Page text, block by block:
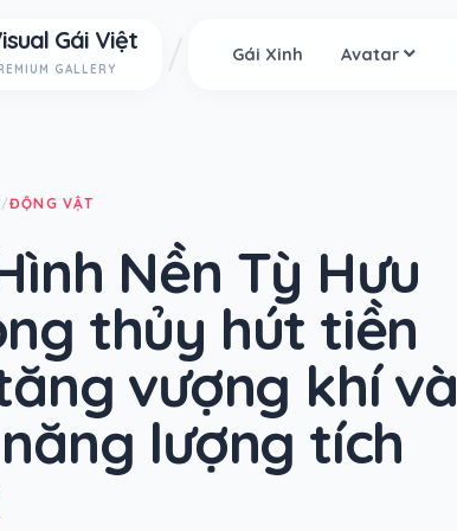
Gái Việt
GALLERY
Gái Xinh Avatar
/ĐỘNG VẬT
Nền Tỳ Hưu
thủy hút tiền
vượng khí và
lượng tích